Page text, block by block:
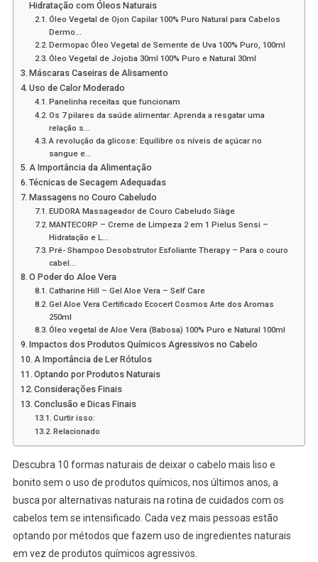
Hidratação com Óleos Naturais
Óleo Vegetal de Ojon Capilar 100% Puro Natural para Cabelos
Dermo…
Dermopac Óleo Vegetal de Semente de Uva 100% Puro, 100ml
Óleo Vegetal de Jojoba 30ml 100% Puro e Natural 30ml
Máscaras Caseiras de Alisamento
Uso de Calor Moderado
Panelinha receitas que funcionam
Os 7 pilares da saúde alimentar: Aprenda a resgatar uma
relação s…
A revolução da glicose: Equilibre os níveis de açúcar no
sangue e…
A Importância da Alimentação
Técnicas de Secagem Adequadas
Massagens no Couro Cabeludo
EUDORA Massageador de Couro Cabeludo Siàge
MANTECORP – Creme de Limpeza 2 em 1 Pielus Sensi –
Hidratação e L…
Pré- Shampoo Desobstrutor Esfoliante Therapy – Para o couro
cabel…
O Poder do Aloe Vera
Catharine Hill – Gel Aloe Vera – Self Care
Gel Aloe Vera Certificado Ecocert Cosmos Arte dos Aromas
250ml
Óleo vegetal de Aloe Vera (Babosa) 100% Puro e Natural 100ml
Impactos dos Produtos Químicos Agressivos no Cabelo
A Importância de Ler Rótulos
Optando por Produtos Naturais
Considerações Finais
Conclusão e Dicas Finais
Curtir isso:
Relacionado
Descubra 10 formas naturais de deixar o cabelo mais liso e
bonito sem o uso de produtos químicos, nos últimos anos, a
busca por alternativas naturais na rotina de cuidados com os
cabelos tem se intensificado. Cada vez mais pessoas estão
optando por métodos que fazem uso de ingredientes naturais
em vez de produtos químicos agressivos.